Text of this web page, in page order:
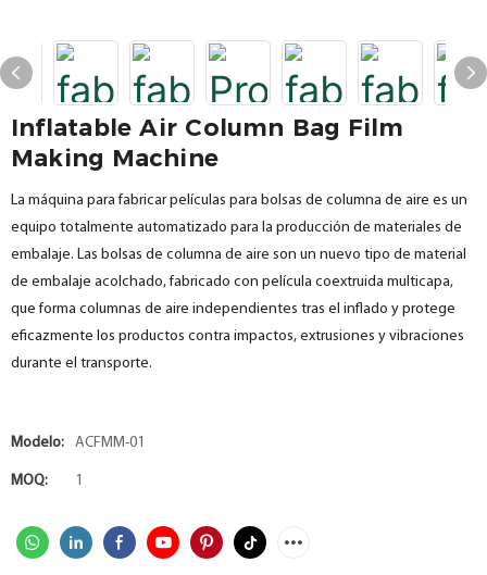
Inflatable Air Column Bag Film
Making Machine
La máquina para fabricar películas para bolsas de columna de aire es un
equipo totalmente automatizado para la producción de materiales de
embalaje. Las bolsas de columna de aire son un nuevo tipo de material
de embalaje acolchado, fabricado con película coextruida multicapa,
que forma columnas de aire independientes tras el inflado y protege
eficazmente los productos contra impactos, extrusiones y vibraciones
durante el transporte.
Modelo: ACFMM-01
MOQ: 1